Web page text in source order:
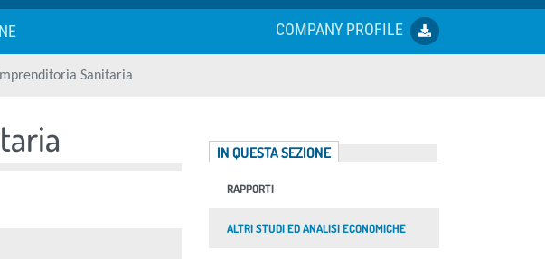
COMPANY PROFILE
Sanitaria
IN QUESTA SEZIONE
RAPPORTI
ALTRI STUDI ED ANALISI ECONOMICHE